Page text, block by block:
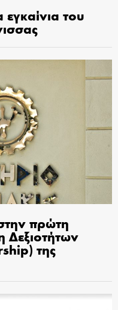
του
πρώτη
Δεξιοτήτων
της